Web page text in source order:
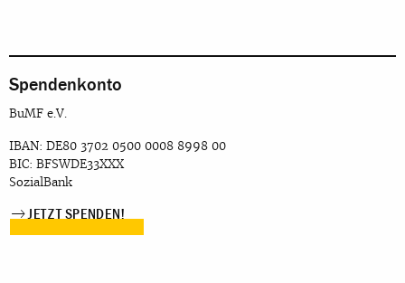
Spendenkonto
BuMF e.V.
IBAN: DE80 3702 0500 0008 8998 00
BIC: BFSWDE33XXX
SozialBank
JETZT SPENDEN!